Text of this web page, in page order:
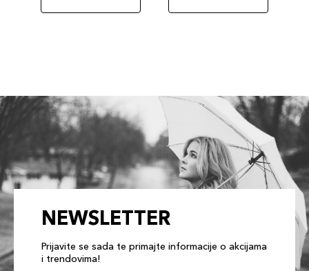
NEWSLETTER
Prijavite se sada te primajte informacije o akcijama
i trendovima!